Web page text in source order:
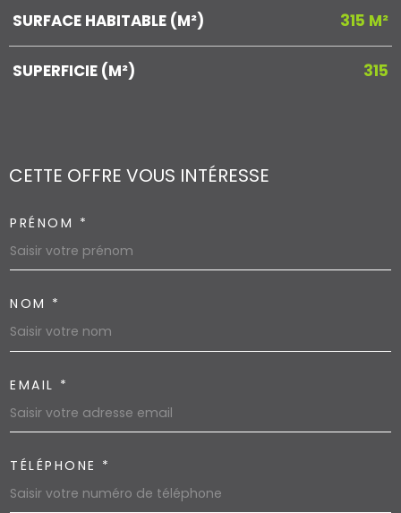
SURFACE HABITABLE (M²) 315 M²
SUPERFICIE (M²) 315
CETTE OFFRE VOUS INTÉRESSE
PRÉNOM *
NOM *
EMAIL *
TÉLÉPHONE *